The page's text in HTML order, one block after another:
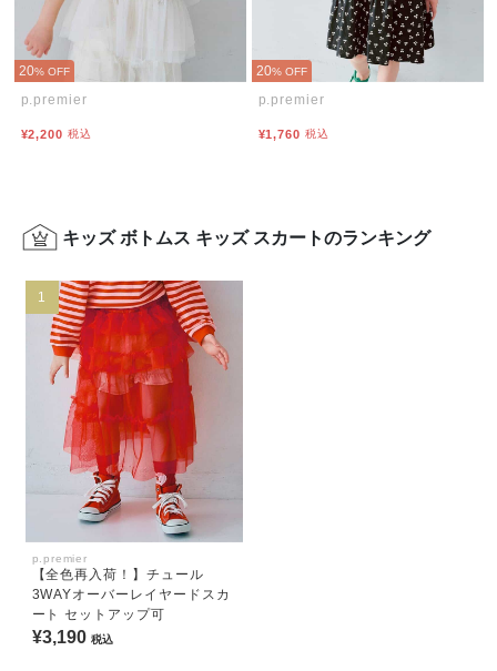
20% OFF
p.premier
¥2,200 税込
20% OFF
p.premier
¥1,760 税込
キッズ ボトムス キッズ スカートのランキング
1
p.premier
【全色再入荷！】チュール
3WAYオーバーレイヤードスカ
ート セットアップ可
¥3,190 税込